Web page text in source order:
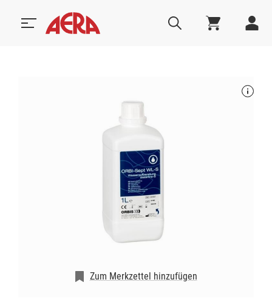
Zum Merkzettel hinzufügen